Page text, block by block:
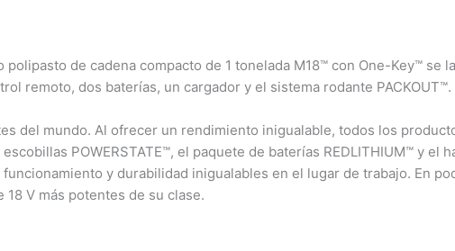
de cadena compacto de 1 tonelada M18™ con One-Key™ se
remoto, dos baterías, un cargador y el sistema rodante PACKOUT™.
del mundo. Al ofrecer un rendimiento inigualable, todos los
POWERSTATE™, el paquete de baterías REDLITHIUM™ y el
y durabilidad inigualables en el lugar de trabajo. En
18 V más potentes de su clase.